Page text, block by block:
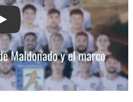
Play: Intendente destacó el logro de